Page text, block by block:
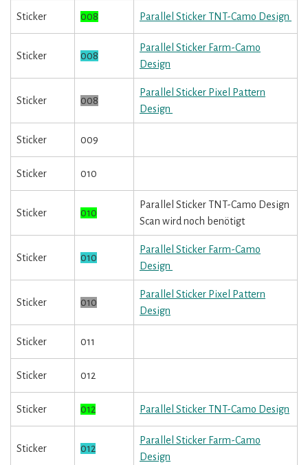
Sticker 008 Parallel Sticker TNT-Camo Design
Sticker 008
Parallel Sticker Farm-Camo
Design
Sticker 008
Parallel Sticker Pixel Pattern
Design
Sticker 009
Sticker 010
Sticker 010
Parallel Sticker TNT-Camo Design
Scan wird noch benötigt
Sticker 010
Parallel Sticker Farm-Camo
Design
Sticker 010
Parallel Sticker Pixel Pattern
Design
Sticker 011
Sticker 012
Sticker 012 Parallel Sticker TNT-Camo Design
Sticker 012
Parallel Sticker Farm-Camo
Design